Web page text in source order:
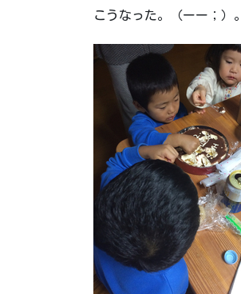
こうなった。（ーー；）。